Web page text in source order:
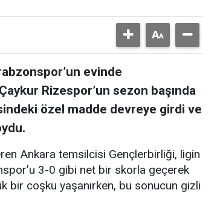
evinde
Rizespor’un sezon başında
özel madde devreye girdi ve
Ankara temsilcisi Gençlerbirliği, ligin
3-0 gibi net bir skorla geçerek
bir coşku yaşanırken, bu sonucun gizli